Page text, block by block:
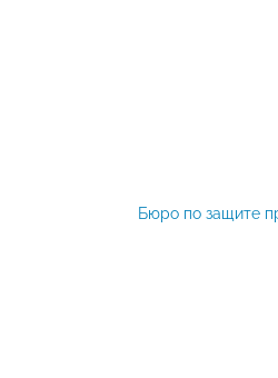
Бюро по защите